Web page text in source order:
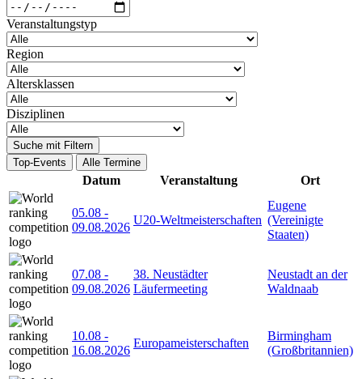
Veranstaltungstyp
Region
Altersklassen
Disziplinen
Suche mit Filtern
Top-Events
Alle Termine
Datum Veranstaltung Ort
05.08 -
09.08.2026
U20-Weltmeisterschaften
Eugene
(Vereinigte
Staaten)
07.08 -
09.08.2026
38. Neustädter
Läufermeeting
Neustadt an der
Waldnaab
10.08 -
16.08.2026
Europameisterschaften
Birmingham
(Großbritannien)